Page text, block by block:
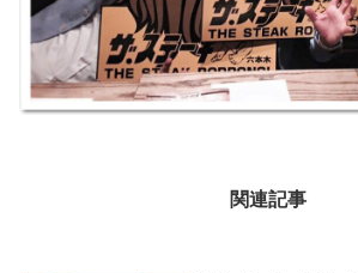
関連記事